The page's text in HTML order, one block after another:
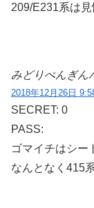
209/E231系は見
みどりぺんぎん
2018年12月26日
SECRET: 0
PASS:
ゴマイチはシー
なんとなく415